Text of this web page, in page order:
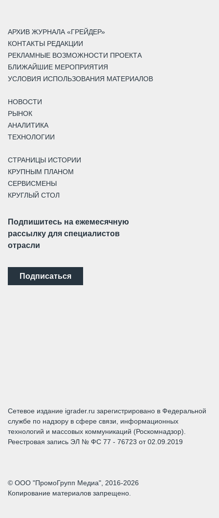
АРХИВ ЖУРНАЛА «ГРЕЙДЕР»
КОНТАКТЫ РЕДАКЦИИ
РЕКЛАМНЫЕ ВОЗМОЖНОСТИ ПРОЕКТА
БЛИЖАЙШИЕ МЕРОПРИЯТИЯ
УСЛОВИЯ ИСПОЛЬЗОВАНИЯ МАТЕРИАЛОВ
НОВОСТИ
РЫНОК
АНАЛИТИКА
ТЕХНОЛОГИИ
СТРАНИЦЫ ИСТОРИИ
КРУПНЫМ ПЛАНОМ
СЕРВИСМЕНЫ
КРУГЛЫЙ СТОЛ
Подпишитесь на ежемесячную
рассылку для специалистов
отрасли
Подписаться
Сетевое издание igrader.ru зарегистрировано в Федеральной
службе по надзору в сфере связи, информационных
технологий и массовых коммуникаций (Роскомнадзор).
Реестровая запись ЭЛ № ФС 77 - 76723 от 02.09.2019
© ООО "ПромоГрупп Медиа", 2016-2026
Копирование материалов запрещено.